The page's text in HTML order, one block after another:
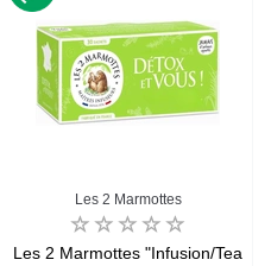
Les 2 Marmottes
Les 2 Marmottes "Infusion/Tea